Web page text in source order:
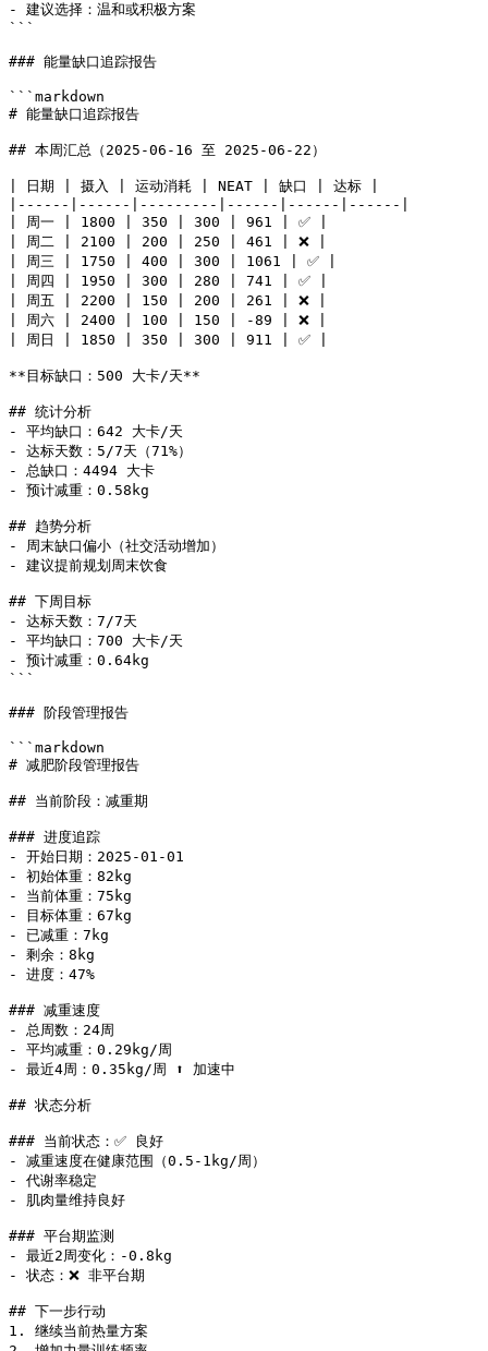
- 建议选择：温和或积极方案
```
### 能量缺口追踪报告
```markdown
# 能量缺口追踪报告
## 本周汇总（2025-06-16 至 2025-06-22）
| 日期 | 摄入 | 运动消耗 | NEAT | 缺口 | 达标 |
|------|------|---------|------|------|------|
| 周一 | 1800 | 350 | 300 | 961 | ✅ |
| 周二 | 2100 | 200 | 250 | 461 | ❌ |
| 周三 | 1750 | 400 | 300 | 1061 | ✅ |
| 周四 | 1950 | 300 | 280 | 741 | ✅ |
| 周五 | 2200 | 150 | 200 | 261 | ❌ |
| 周六 | 2400 | 100 | 150 | -89 | ❌ |
| 周日 | 1850 | 350 | 300 | 911 | ✅ |
**目标缺口：500 大卡/天**
## 统计分析
- 平均缺口：642 大卡/天
- 达标天数：5/7天（71%）
- 总缺口：4494 大卡
- 预计减重：0.58kg
## 趋势分析
- 周末缺口偏小（社交活动增加）
- 建议提前规划周末饮食
## 下周目标
- 达标天数：7/7天
- 平均缺口：700 大卡/天
- 预计减重：0.64kg
```
### 阶段管理报告
```markdown
# 减肥阶段管理报告
## 当前阶段：减重期
### 进度追踪
- 开始日期：2025-01-01
- 初始体重：82kg
- 当前体重：75kg
- 目标体重：67kg
- 已减重：7kg
- 剩余：8kg
- 进度：47%
### 减重速度
- 总周数：24周
- 平均减重：0.29kg/周
- 最近4周：0.35kg/周 ⬆️ 加速中
## 状态分析
### 当前状态：✅ 良好
- 减重速度在健康范围（0.5-1kg/周）
- 代谢率稳定
- 肌肉量维持良好
### 平台期监测
- 最近2周变化：-0.8kg
- 状态：❌ 非平台期
## 下一步行动
1. 继续当前热量方案